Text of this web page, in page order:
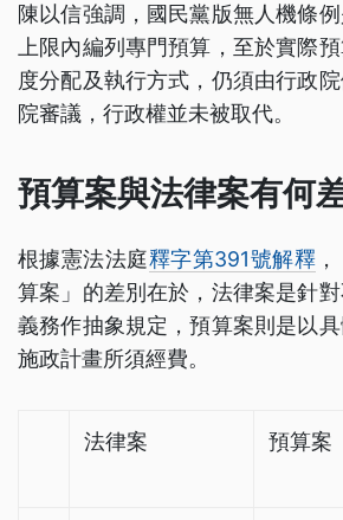
陳以信強調，國民黨版無人機條
上限內編列專門預算，至於實際
度分配及執行方式，仍須由行政
院審議，行政權並未被取代。
預算案與法律案有何
根據憲法法庭釋字第391號解釋
算案」的差別在於，法律案是針
義務作抽象規定，預算案則是以
施政計畫所須經費。
法律案 預算案